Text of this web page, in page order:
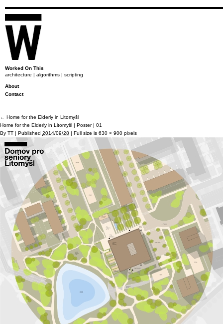
Worked On This
architecture | algorithms | scripting
About
Contact
← Home for the Elderly in Litomyšl
Home for the Elderly in Litomyšl | Poster | 01
By TT | Published 2014/09/28 | Full size is 630 × 900 pixels